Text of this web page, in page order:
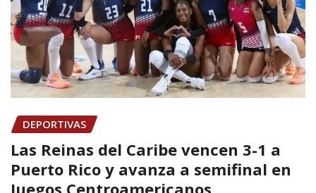
DEPORTIVAS
Las Reinas del Caribe vencen 3-1 a
Puerto Rico y avanza a semifinal en